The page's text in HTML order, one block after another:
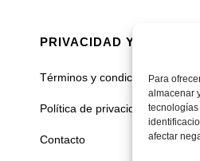
Para
almacenar
afectar
PRIVACIDAD Y COOKIES
Términos y condiciones
Política de privacidad
Contacto